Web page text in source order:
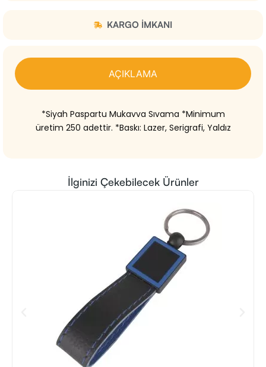
KARGO IMKANI
AÇIKLAMA
*Siyah Paspartu Mukavva Sıvama *Minimum
üretim 250 adettir. *Baskı: Lazer, Serigrafi, Yaldız
İlginizi Çekebilecek Ürünler